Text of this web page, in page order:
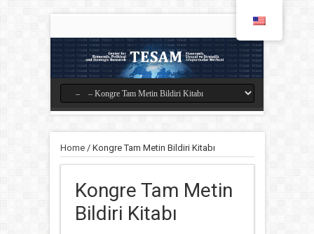
Home/ Kongre Tam Metin Bildiri Kitabı
Kongre Tam Metin
Bildiri Kitabı